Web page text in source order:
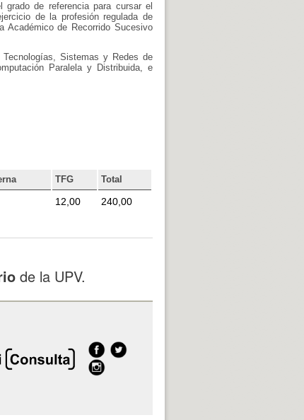
de referencia para cursar el
de la profesión regulada de
Académico de Recorrido Sucesivo
Sistemas y Redes de
Paralela y Distribuida, e
TFG Total
12,00 240,00
de la UPV.